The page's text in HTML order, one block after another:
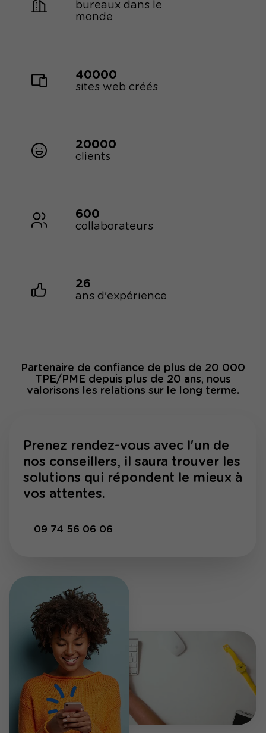
bureaux dans le
monde
40000
sites web créés
20000
clients
600
collaborateurs
26
ans d'expérience
Partenaire de confiance de plus de 20 000
TPE/PME depuis plus de 20 ans, nous
valorisons les relations sur le long terme.
Prenez rendez-vous avec l'un de
nos conseillers, il saura trouver les
solutions qui répondent le mieux à
vos attentes.
09 74 56 06 06